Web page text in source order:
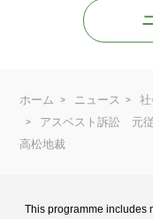
ホーム ニュース
社
アスベスト訴訟 元
高松地裁
This programme includes